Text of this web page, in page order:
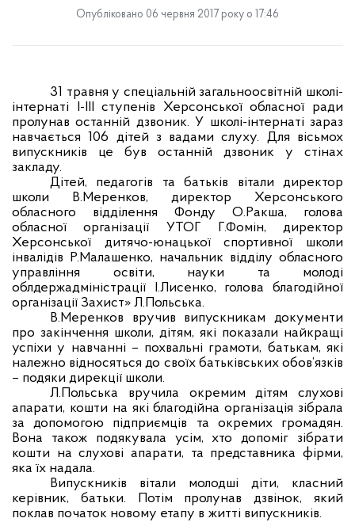
Опубліковано 06 червня 2017 року о 17:46
31 травня у спеціальній загальноосвітній школі-
інтернаті I-III ступенів Херсонської обласної ради
пролунав останній дзвоник. У школі-інтернаті зараз
навчається 106 дітей з вадами слуху. Для вісьмох
випускників це був останній дзвоник у стінах
закладу.
Дітей, педагогів та батьків вітали директор
школи В.Меренков, директор Херсонського
обласного відділення Фонду О.Ракша, голова
обласної організації УТОГ Г.Фомін, директор
Херсонської дитячо-юнацької спортивної школи
інвалідів Р.Малашенко, начальник відділу обласного
управління освіти, науки та молоді
облдержадміністрації І.Лисенко, голова благодійної
організації Захист» Л.Польська.
В.Меренков вручив випускникам документи
про закінчення школи, дітям, які показали найкращі
успіхи у навчанні – похвальні грамоти, батькам, які
належно відносяться до своїх батьківських обов’язків
– подяки дирекції школи.
Л.Польська вручила окремим дітям слухові
апарати, кошти на які благодійна організація зібрала
за допомогою підприємців та окремих громадян.
Вона також подякувала усім, хто допоміг зібрати
кошти на слухові апарати, та представника фірми,
яка їх надала.
Випускників вітали молодші діти, класний
керівник, батьки. Потім пролунав дзвінок, який
поклав початок новому етапу в житті випускників.